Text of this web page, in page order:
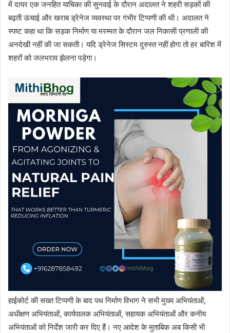
में दायर एक जनहित याचिका की सुनवाई के दौरान अदालत ने शहरी सड़कों की
बढ़ती ऊंचाई और खराब ड्रेनेज व्यवस्था पर गंभीर टिप्पणी की थी। अदालत ने
स्पष्ट कहा था कि सड़क निर्माण या मरम्मत के दौरान जल निकासी प्रणाली की
अनदेखी नहीं की जा सकती। यदि ड्रेनेज सिस्टम दुरुस्त नहीं होगा तो हर बारिश में
शहरों को जलभराव झेलना पड़ेगा।
हाईकोर्ट की सख्त टिप्पणी के बाद पथ निर्माण विभाग ने सभी मुख्य अभियंताओं,
अधीक्षण अभियंताओं, कार्यपालक अभियंताओं, सहायक अभियंताओं और कनीय
अभियंताओं को निर्देश जारी कर दिए हैं। नए आदेश के मुताबिक अब किसी भी